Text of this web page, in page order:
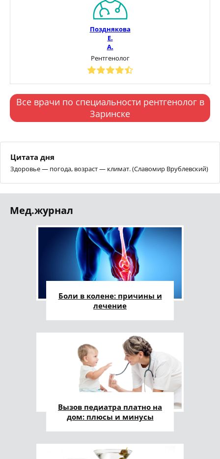
Позднякова
Е.
А.
Рентгенолог
Все врачи по специальности рентгенолог в
Заринске
Цитата дня
Здоровье — погода, возраст — климат. (Славомир Врублевский)
Мед.журнал
Боли в колене: причины и
лечение
Вызов педиатра платно на
дом: плюсы и минусы